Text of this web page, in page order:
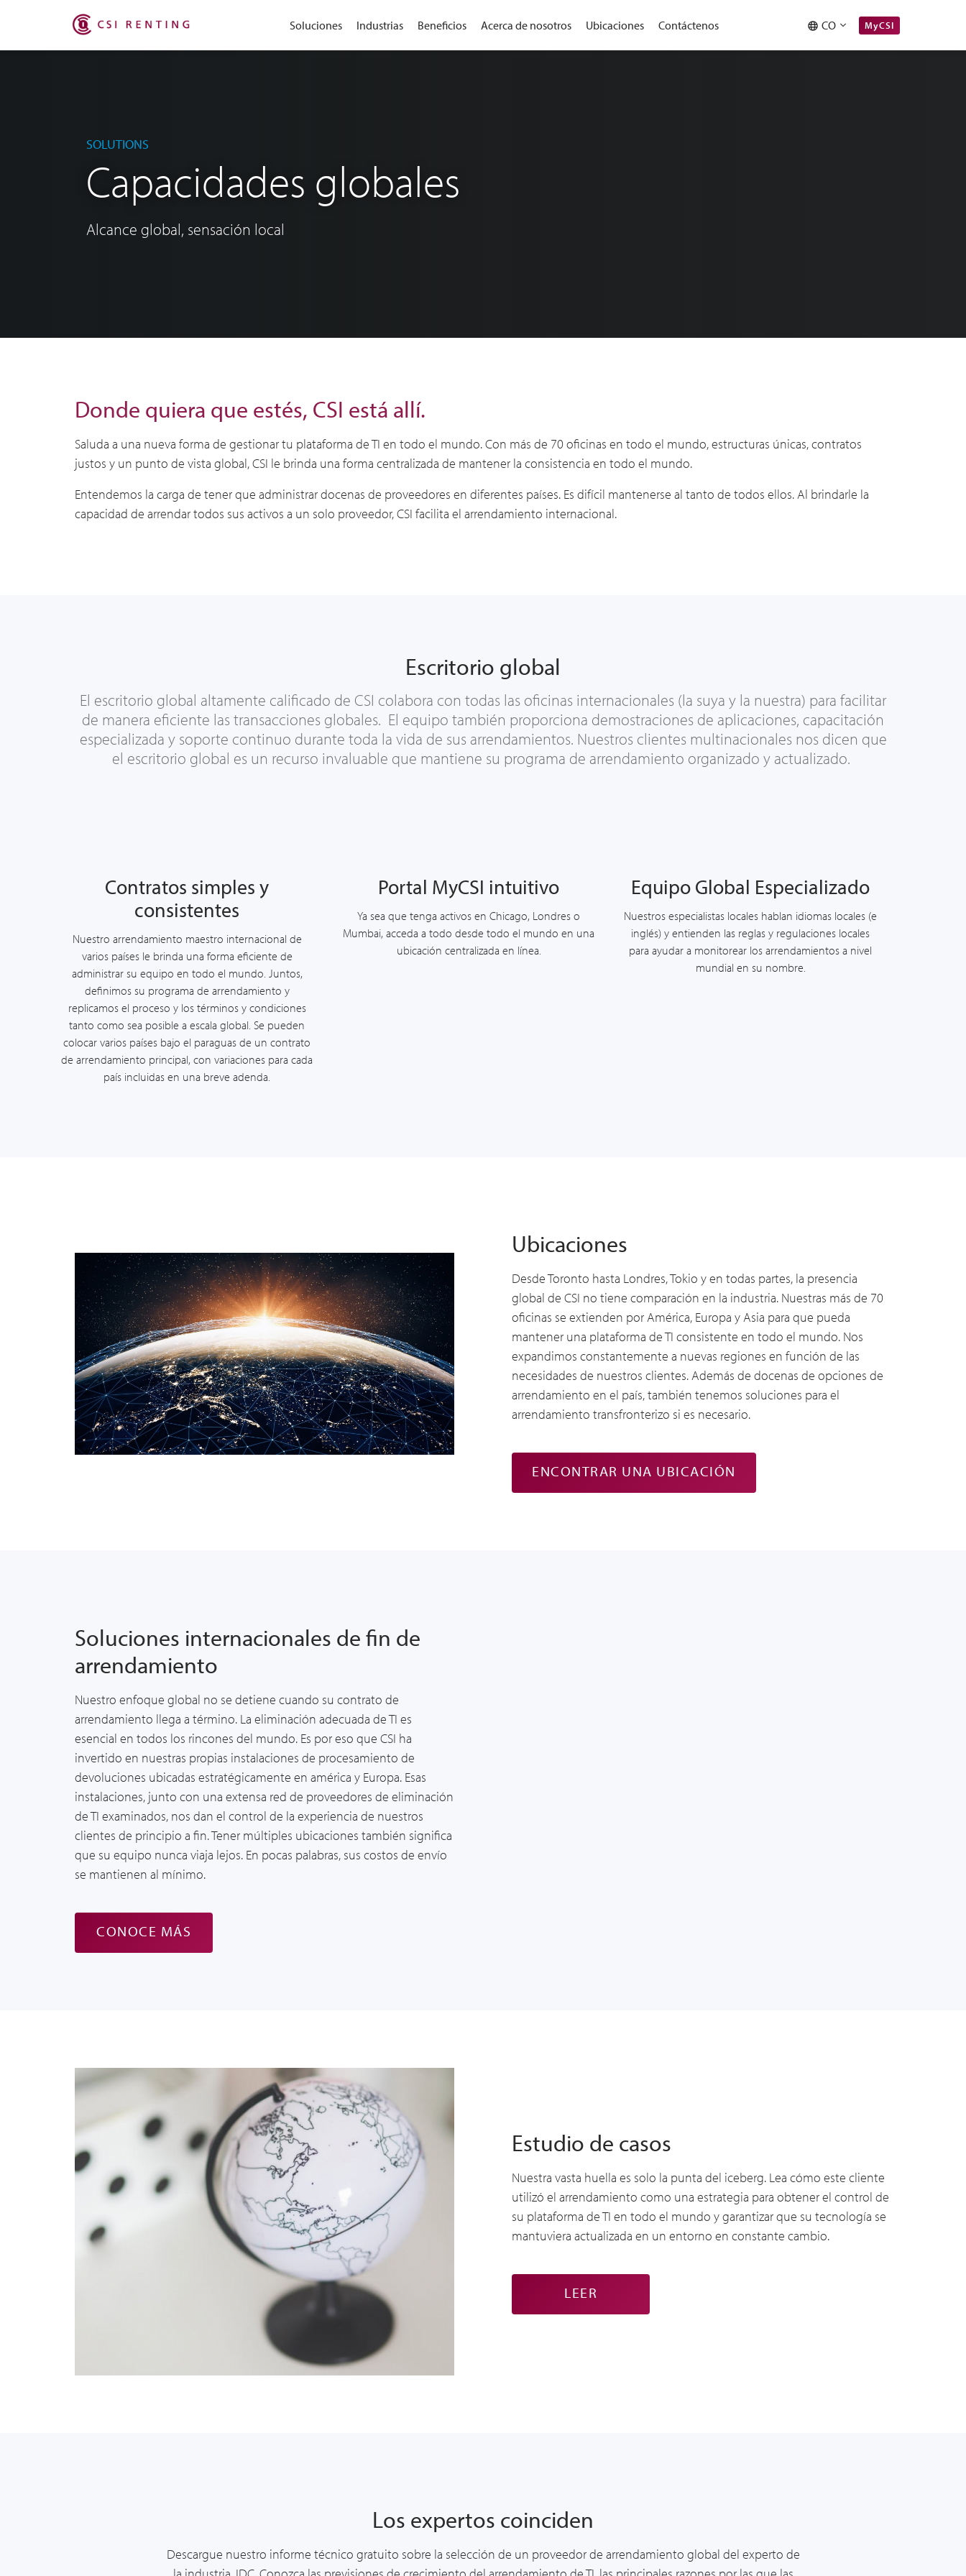
Soluciones Industrias Beneficios Acerca de nosotros Ubicaciones Contáctenos CO MyCSI
SOLUTIONS
Capacidades globales
Alcance global, sensación local
Donde quiera que estés, CSI está allí.
Saluda a una nueva forma de gestionar tu plataforma de TI en todo el mundo. Con más de 70 oficinas en todo el mundo, estructuras únicas, contratos
justos y un punto de vista global, CSI le brinda una forma centralizada de mantener la consistencia en todo el mundo.
Entendemos la carga de tener que administrar docenas de proveedores en diferentes países. Es difícil mantenerse al tanto de todos ellos. Al brindarle la
capacidad de arrendartodos sus activos a un solo proveedor, CSI facilita el arrendamiento internacional.
Escritorio global
El escritorio global altamente calificado de CSI colabora con todas las oficinas internacionales (la suya y la nuestra) para facilitar
de manera eficiente las transacciones globales. El equipo también proporciona demostraciones de aplicaciones, capacitación
especializada y soporte continuo durante toda la vida de sus arrendamientos. Nuestros clientes multinacionales nos dicen que
el escritorio global es un recurso invaluable que mantiene su programa de arrendamiento organizado y actualizado.
Contratos simples y
consistentes
Nuestro arrendamiento maestro internacional de
varios países le brinda una forma eficiente de
administrar su equipo en todo el mundo. Juntos,
definimos su programa de arrendamiento y
replicamos el proceso y los términos y condiciones
tanto como sea posible a escala global. Se pueden
colocar varios países bajo el paraguas de un contrato
de arrendamiento principal, con variaciones para cada
país incluidas en una breve adenda.
Portal MyCSI intuitivo
Ya sea que tenga activos en Chicago, Londres o
Mumbai, acceda a todo desde todo el mundo en una
ubicación centralizada en línea.
Equipo Global Especializado
Nuestros especialistas locales hablan idiomas locales (e
inglés) y entienden las reglas y regulaciones locales
para ayudar a monitorear los arrendamientos a nivel
mundial en su nombre.
Ubicaciones
Desde Toronto hasta Londres, Tokio y en todas partes, la presencia
global de CSI no tiene comparación en la industria. Nuestras más de 70
oficinas se extienden por América, Europa y Asia para que pueda
mantener una plataforma de TI consistente en todo el mundo. Nos
expandimos constantemente a nuevas regiones en función de las
necesidades de nuestros clientes. Además de docenas de opciones de
arrendamiento en el país, también tenemos soluciones para el
arrendamiento transfronterizo si es necesario.
ENCONTRAR UNA UBICACIÓN
Soluciones internacionales de fin de
arrendamiento
Nuestro enfoque global no se detiene cuando su contrato de
arrendamiento llega a término. La eliminación adecuada de TI es
esencial en todos los rincones del mundo. Es por eso que CSI ha
invertido en nuestras propias instalaciones de procesamiento de
devoluciones ubicadas estratégicamente en américa y Europa. Esas
instalaciones, junto con una extensa red de proveedores de eliminación
de TI examinados, nos dan el control de la experiencia de nuestros
clientes de principio a fin. Tener múltiples ubicaciones también significa
que su equipo nunca viaja lejos. En pocas palabras, sus costos de envío
se mantienen al mínimo.
CONOCE MÁS
Estudio de casos
Nuestra vasta huella es solo la punta del iceberg. Lea cómo este cliente
utilizó el arrendamiento como una estrategia para obtener el control de
su plataforma de TI en todo el mundo y garantizar que su tecnología se
mantuviera actualizada en un entorno en constante cambio.
LEER
Los expertos coinciden
Descargue nuestro informe técnico gratuito sobre la selección de un proveedor de arrendamiento global del experto de